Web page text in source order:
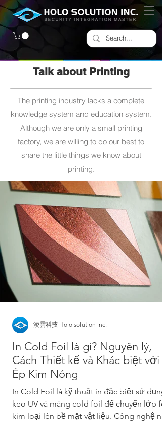
Talk about Printing
The printing industry lacks a complete
knowledge system and education system.
Although we are only a small printing
factory, we are willing to do our best to
share the little things we know about
printing.
In Cold Foil là gì? Nguyên lý,
Cách Thiết kế và Khác biệt với
Ép Kim Nóng
In Cold Foil là kỹ thuật in đặc biệt sử dụng
keo UV và màng cold foil để chuyển lớp
kim loại lên bề mặt vật liệu. Công nghệ
淩雲科技 Holo solution Inc.